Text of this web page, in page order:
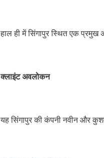
हाल ही में सिंगापुर स्थित एक
क्लाइंट अवलोकन
यह सिंगापुर की कंपनी नवीन और